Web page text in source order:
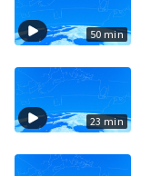
50 min
23 min